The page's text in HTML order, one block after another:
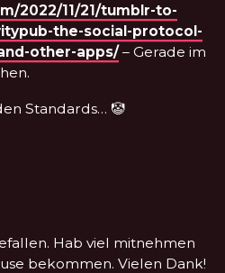
2022/11/21/tumblr-to-
the-social-protocol-
other-apps/– Gerade im
Standards… 🤡
Hab viel mitnehmen
bekommen. Vielen Dank!